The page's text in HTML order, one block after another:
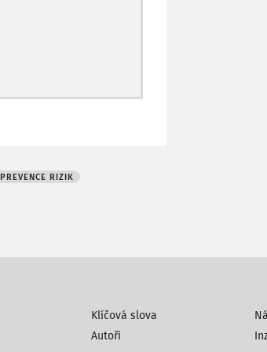
PREVENCE RIZIK
Klíčová slova
Autoři